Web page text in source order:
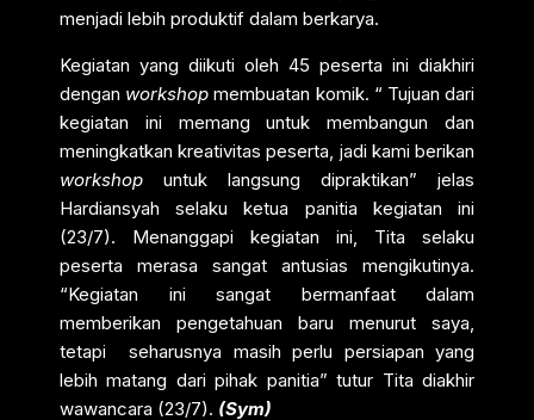
menjadi lebih produktif dalam berkarya.
Kegiatan yang diikuti oleh 45 peserta ini diakhiri
dengan workshop membuatan komik. “ Tujuan dari
kegiatan ini memang untuk membangun dan
meningkatkan kreativitas peserta, jadi kami berikan
workshop untuk langsung dipraktikan” jelas
Hardiansyah selaku ketua panitia kegiatan ini
(23/7). Menanggapi kegiatan ini, Tita selaku
peserta merasa sangat antusias mengikutinya.
“Kegiatan ini sangat bermanfaat dalam
memberikan pengetahuan baru menurut saya,
tetapi seharusnya masih perlu persiapan yang
lebih matang dari pihak panitia” tutur Tita diakhir
wawancara (23/7). (Sym)